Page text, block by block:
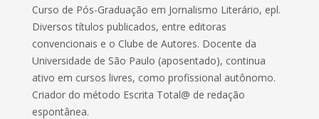
Curso de Pós-Graduação em Jornalismo Literário, epl.
Diversos títulos publicados, entre editoras
convencionais e o Clube de Autores. Docente da
Universidade de São Paulo (aposentado), continua
ativo em cursos livres, como profissional autônomo.
Criador do método Escrita Total@ de redação
espontânea.